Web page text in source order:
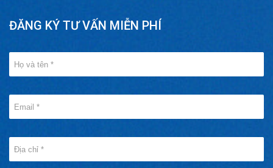
ĐĂNG KÝ TƯ VẤN MIỄN PHÍ